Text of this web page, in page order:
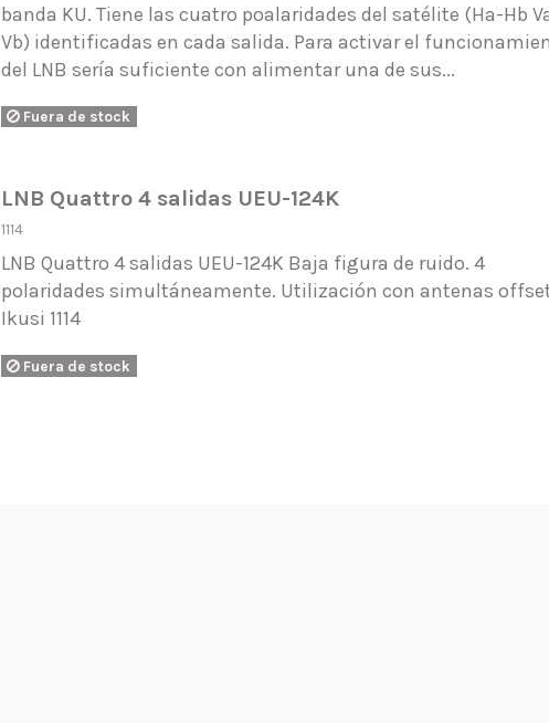
banda KU. Tiene las cuatro poalaridades del satélite (Ha-Hb
Vb) identificadas en cada salida. Para activar el
del LNB sería suficiente con alimentar una de sus...
Fuera de stock
LNB Quattro 4 salidas UEU-124K
1114
LNB Quattro 4 salidas UEU-124K Baja figura de ruido. 4
polaridades simultáneamente. Utilización con antenas
Ikusi 1114
Fuera de stock